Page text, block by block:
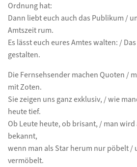
Ordnung hat:
Dann liebt euch auch das Publikum /
Amtszeit rum.
Es lässt euch eures Amtes walten: /
gestalten.
Die Fernsehsender machen Quoten /
mit Zoten.
Sie zeigen uns ganz exklusiv, / wie
heute tief.
Ob Leute heute, ob brisant, / man
bekannt,
wenn man als Star herum nur pöbelt /
vermöbelt.